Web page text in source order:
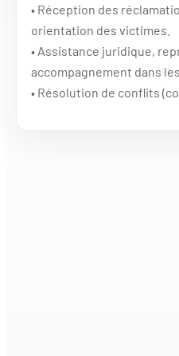
• Réception des
orientation des victimes.
• Assistance juridique,
accompagnement dans
• Résolution de conflits